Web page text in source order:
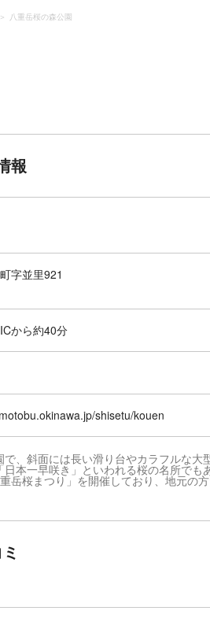
八重岳桜の森公園
報
字並里921
から約40分
shisetu/kouen
、斜面には長い滑り台やカラフルな大
本一早咲き」といわれる桜の名所でも
岳桜まつり」を開催しており、地元の